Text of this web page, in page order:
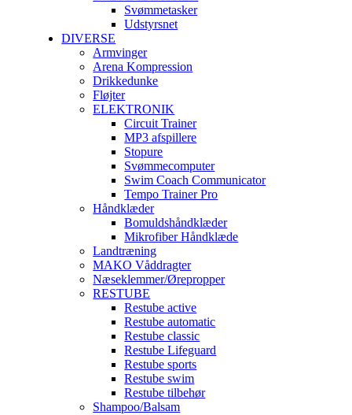
Svømmetasker
Udstyrsnet
DIVERSE
Armvinger
Arena Kompression
Drikkedunke
Fløjter
ELEKTRONIK
Circuit Trainer
MP3 afspillere
Stopure
Svømmecomputer
Swim Coach Communicator
Tempo Trainer Pro
Håndklæder
Bomuldshåndklæder
Mikrofiber Håndklæde
Landtræning
MAKO Våddragter
Næseklemmer/Ørepropper
RESTUBE
Restube active
Restube automatic
Restube classic
Restube Lifeguard
Restube sports
Restube swim
Restube tilbehør
Shampoo/Balsam